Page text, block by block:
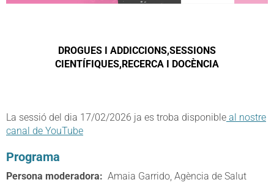
DROGUES I ADDICCIONS,SESSIONS
CIENTÍFIQUES,RECERCA I DOCÈNCIA
La sessió del dia 17/02/2026 ja es troba disponible al nostre
canal de YouTube
Programa
Persona moderadora: Amaia Garrido, Agència de Salut